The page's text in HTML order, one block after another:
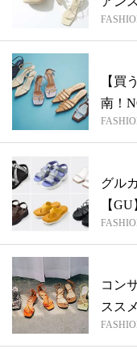
ア...
【買
南！
ン...
グル
【
コン
スス